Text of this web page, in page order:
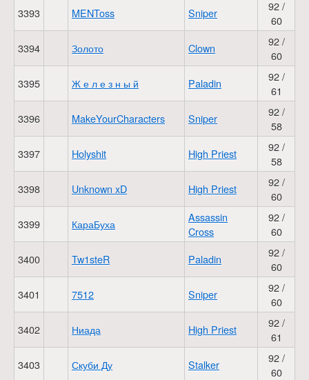
3393 MENToss Sniper
92 /
60
3394
Золото Clown
92 /
60
3395
Ж е л е з н ы й Paladin
92 /
61
3396
MakeYourCharacters Sniper
92 /
58
3397
Holyshit High Priest
92 /
58
3398
Unknown xD High Priest
92 /
60
3399
КараБуха
Assassin
Cross
92 /
60
3400
Tw1steR Paladin
92 /
60
3401
7512 Sniper
92 /
60
3402
Ниада High Priest
92 /
61
3403
Скуби Ду Stalker
92 /
60